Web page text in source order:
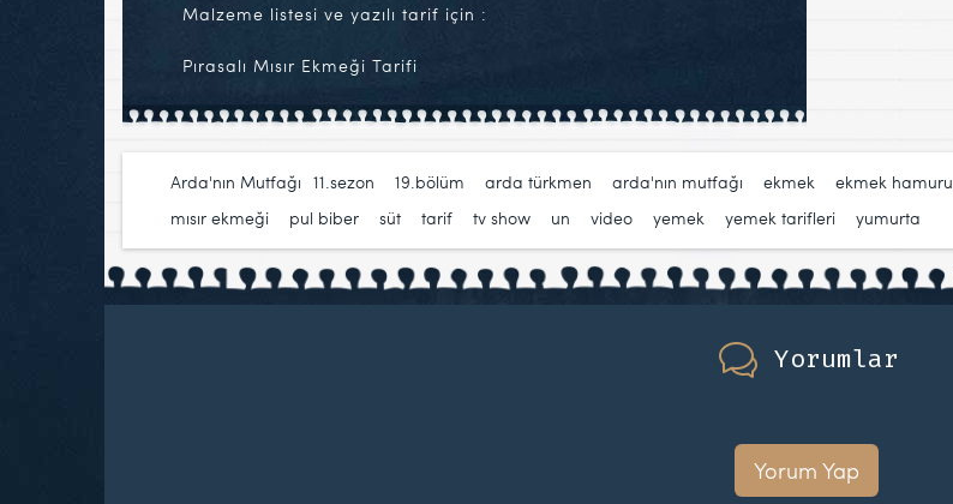
Malzeme listesi ve yazılı tarif için :
Pırasalı Mısır Ekmeği Tarifi
Arda'nın Mutfağı 11.sezon 19.bölüm arda türkmen arda'nın mutfağı ekmek ekmek hamuru
mısır ekmeği
pul biber süt tarif tv show un video yemek yemek tarifleri yumurta
Yorumlar
Yorum Yap